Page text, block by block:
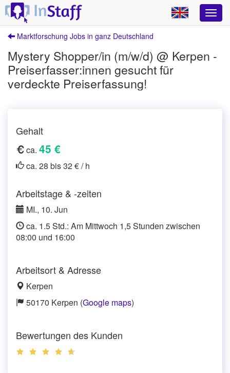
Marktforschung Jobs in ganz Deutschland
Mystery Shopper/in (m/w/d) @ Kerpen -
Preiserfasser:innen gesucht für
verdeckte Preiserfassung!
Gehalt
ca. 45 €
ca. 28 bis 32 € / h
Arbeitstage & -zeiten
MI., 10. Jun
ca. 1.5 Std.: Am Mittwoch 1,5 Stunden zwischen
08:00 und 16:00
Arbeitsort & Adresse
Kerpen
50170 Kerpen (Google maps)
Bewertungen des Kunden